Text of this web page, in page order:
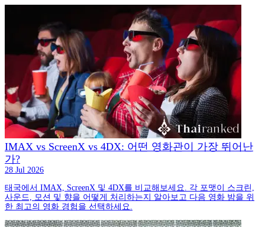
IMAX vs ScreenX vs 4DX: 어떤 영화관이 가장 뛰어난
가?
28 Jul 2026
태국에서 IMAX, ScreenX 및 4DX를 비교해보세요. 각 포맷이 스크린,
사운드, 모션 및 향을 어떻게 처리하는지 알아보고 다음 영화 밤을 위
한 최고의 영화 경험을 선택하세요.